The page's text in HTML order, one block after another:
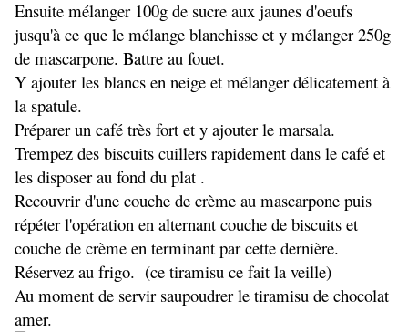
Ensuite mélanger 100g de sucre aux jaunes d'oeufs
jusqu'à ce que le mélange blanchisse et y mélanger 250g
de mascarpone. Battre au fouet.
Y ajouter les blancs en neige et mélanger délicatement à
la spatule.
Préparer un café très fort et y ajouter le marsala.
Trempez des biscuits cuillers rapidement dans le café et
les disposer au fond du plat .
Recouvrir d'une couche de crème au mascarpone puis
répéter l'opération en alternant couche de biscuits et
couche de crème en terminant par cette dernière.
Réservez au frigo. (ce tiramisu ce fait la veille)
Au moment de servir saupoudrer le tiramisu de chocolat
amer.